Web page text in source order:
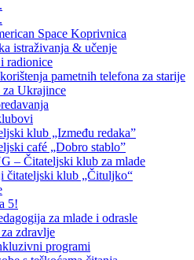
Space Koprivnica
istraživanja & učenje
radionice
pametnih telefona za starije
za Ukrajince
klub „Između redaka”
café „Dobro stablo”
– Čitateljski klub za mlade
čitateljski klub „Čituljko“
5!
za mlade i odrasle
zdravlje
programi